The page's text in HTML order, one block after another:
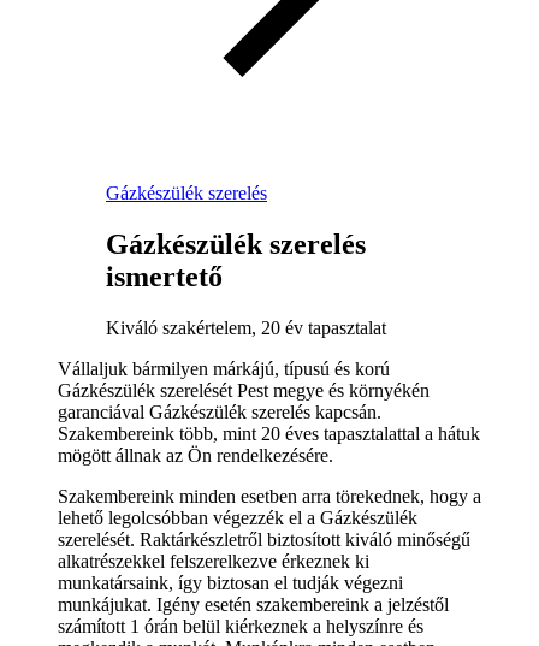
Gázkészülék szerelés
Gázkészülék szerelés
ismertető
Kiváló szakértelem, 20 év tapasztalat
Vállaljuk bármilyen márkájú, típusú és korú
Gázkészülék szerelését Pest megye és környékén
garanciával Gázkészülék szerelés kapcsán.
Szakembereink több, mint 20 éves tapasztalattal a hátuk
mögött állnak az Ön rendelkezésére.
Szakembereink minden esetben arra törekednek, hogy a
lehető legolcsóbban végezzék el a Gázkészülék
szerelését. Raktárkészletről biztosított kiváló minőségű
alkatrészekkel felszerelkezve érkeznek ki
munkatársaink, így biztosan el tudják végezni
munkájukat. Igény esetén szakembereink a jelzéstől
számított 1 órán belül kiérkeznek a helyszínre és